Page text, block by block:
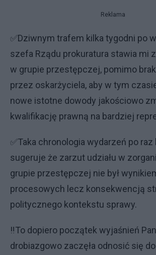
Reklama
✅Dziwnym trafem kilka tygodni po
szefa Rządu prokuratura stawia mi
w grupie przestępczej, pomimo
przez oskarżyciela, aby w tym
nowe istotne dowody jakościowo
kwalifikację prawną na bardziej
✅Taka chronologia wydarzeń po raz
sugeruje że zarzut udziału w
grupie przestępczej nie był
procesowych lecz konsekwencją
politycznego kontekstu sprawy.
‼️To dopiero początek wyjaśnień
drobiazgowo zaczęła odnosić się